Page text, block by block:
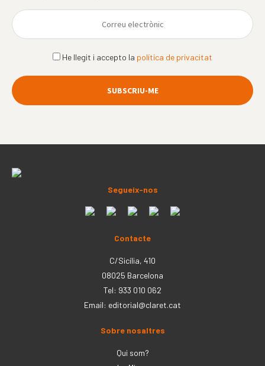
He llegit i accepto la política de privacitat
Segueix-nos
Contacte
C/Sicília, 410
08025 Barcelona
Tel: 933 010 062
Email: editorial@claret.cat
Sobre nosaltres
Qui som?